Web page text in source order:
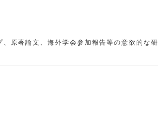
原著論文、海外学会参加報告等の意欲的な研